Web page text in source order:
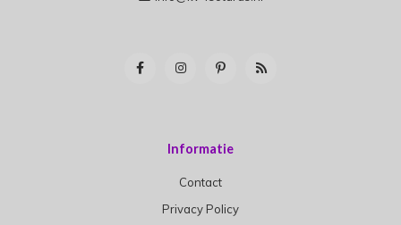
Informatie
Contact
Privacy Policy